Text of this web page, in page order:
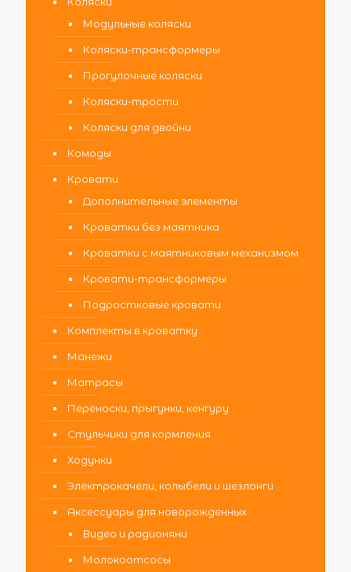
Модульные коляски
Коляски-трансформеры
Прогулочные коляски
Коляски-трости
Коляски для двойни
Комоды
Кровати
Дополнительные элементы
Кроватки без маятника
Кроватки с маятниковым механизмом
Кровати-трансформеры
Подростковые кровати
Комплекты в кроватку
Манежи
Матрасы
Переноски, прыгунки, кенгуру
Стульчики для кормления
Ходунки
Электрокачели, колыбели и шезлонги
Аксессуары для новорожденных
Видео и радионяни
Молокоотсосы